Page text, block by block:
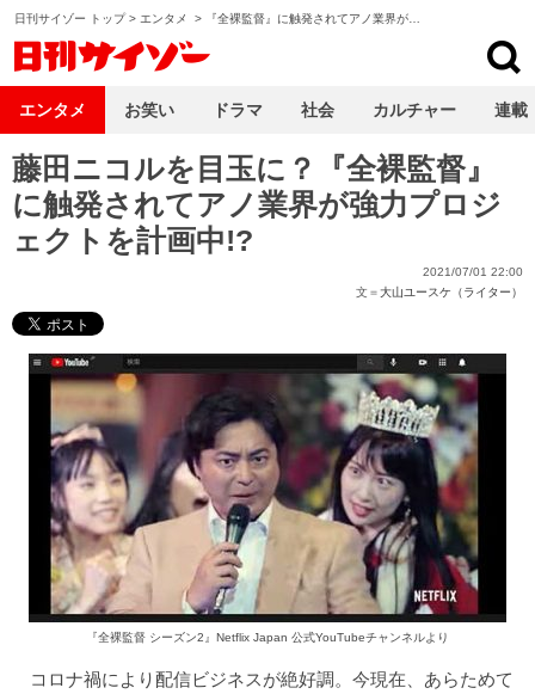
日刊サイゾー トップ> エンタメ > 『全裸監督』に触発されてアノ業界が…
藤田ニコルを目玉に？『全裸監督』
に触発されてアノ業界が強力プロジ
ェクトを計画中!?
2021/07/01 22:00
文＝大山ユースケ（ライター）
『全裸監督 シーズン2』Netflix Japan 公式YouTubeチャンネルより
コロナ禍により配信ビジネスが絶好調。今現在、あらためて
エンタメ お笑い ドラマ 社会 カルチャー 連載